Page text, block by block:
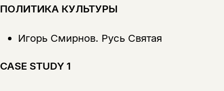
ПОЛИТИКА КУЛЬТУРЫ
Игорь Смирнов. Русь Святая
CASE STUDY 1
Раз в неделю мы отправляем рассылку
о книгах и событиях «НЛО».
скидку 15%
Вы можете подписаться на
уведомления, и при поступлении книги
электронный адрес.
Эта книга
несовершеннолетних